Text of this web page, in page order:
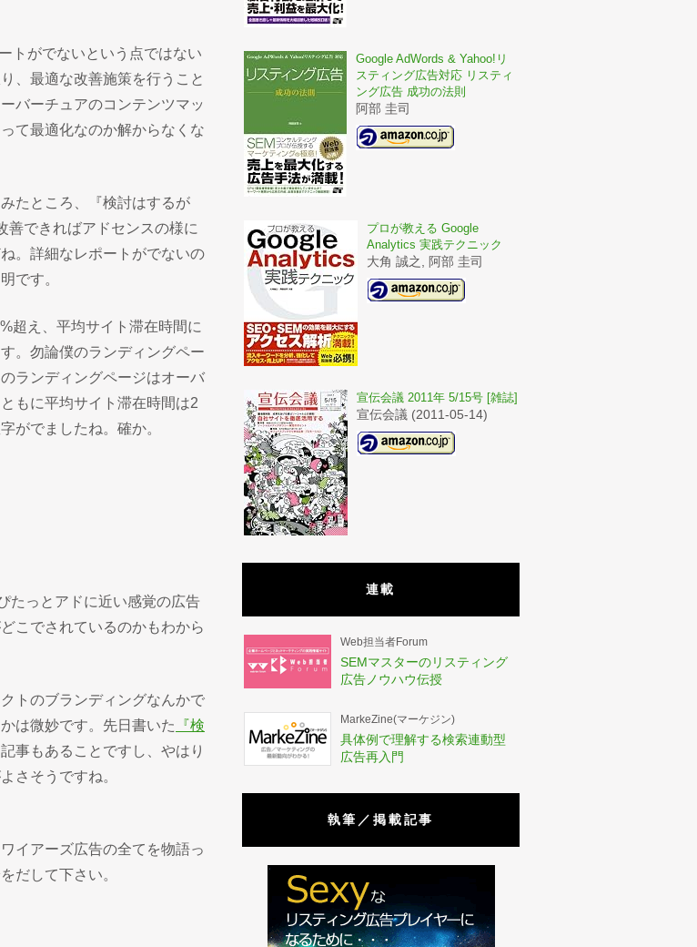
トがでないという点ではない
、最適な改善施策を行うこと
バーチュアのコンテンツマッ
て最適化なのか解からなくな
たところ、『検討はするが
善できればアドセンスの様に
。詳細なレポートがでないの
です。
超え、平均サイト滞在時間に
。勿論僕のランディングペー
ランディングページはオーバ
もに平均サイト滞在時間は2
がでましたね。確か。
たっとアドに近い感覚の広告
こでされているのかもわから
トのブランディングなんかで
は微妙です。先日書いた
『検
事もあることですし、やはり
さそうですね。
イアーズ広告の全てを物語っ
だして下さい。
Google AdWords & Yahoo!リ
スティング広告対応 リスティ
ング広告 成功の法則
阿部 圭司
プロが教える Google
Analytics 実践テクニック
大角 誠之, 阿部 圭司
宣伝会議 2011年 5/15号 [雑誌]
宣伝会議 (2011-05-14)
連載
Web担当者Forum
SEMマスターのリスティング
広告ノウハウ伝授
MarkeZine(マーケジン)
具体例で理解する検索連動型
広告再入門
執筆／掲載記事